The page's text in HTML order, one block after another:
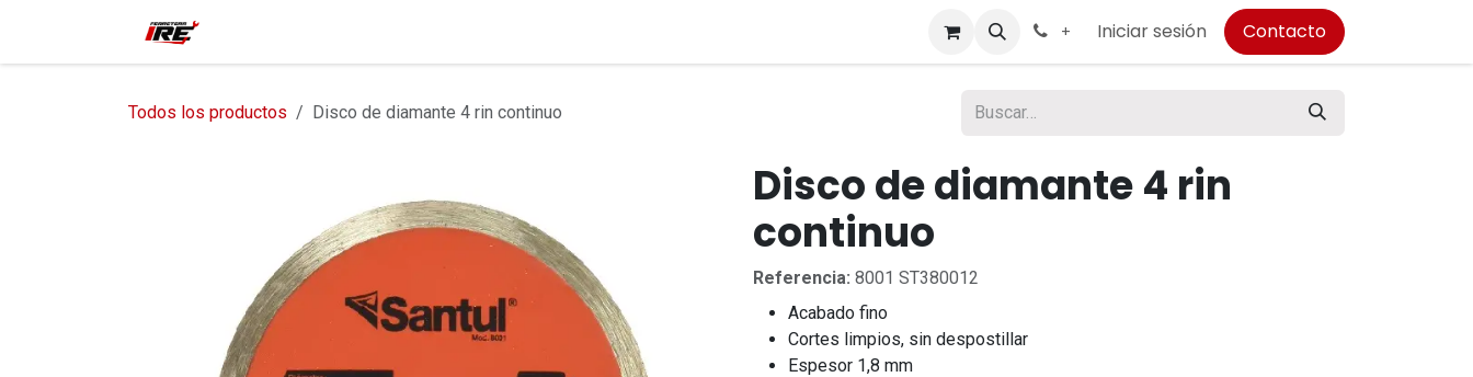
+ Iniciar sesión Contacto
Todos los productos Disco de diamante 4 rin continuo
Disco de diamante 4 rin
continuo
Referencia: 8001 ST380012
Acabado fino
Cortes limpios, sin despostillar
Espesor 1,8 mm